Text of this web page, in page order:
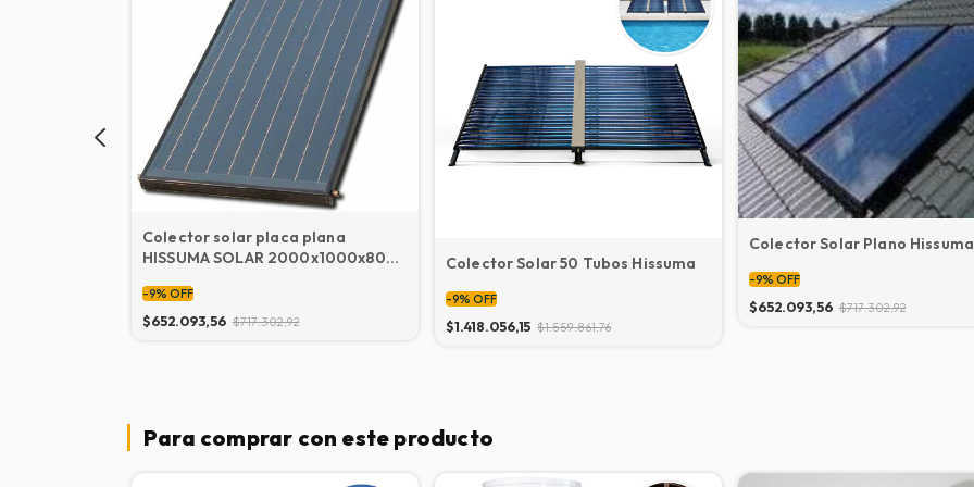
Colector solar placa plana
HISSUMA SOLAR 2000x1000x80
-9% OFF
$652.093,56 $717.302,92
Colector Solar 50 Tubos Hissuma
-9% OFF
$1.418.056,15 $1.559.861,76
Colector Solar Plano
-9% OFF
$652.093,56 $717.302,92
Para comprar con este producto